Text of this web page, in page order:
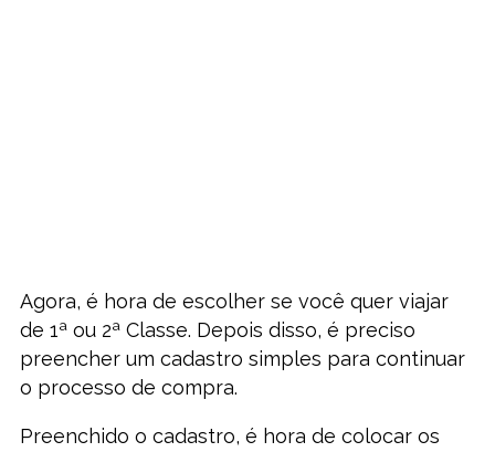
Agora, é hora de escolher se você quer viajar
de 1ª ou 2ª Classe. Depois disso, é preciso
preencher um cadastro simples para continuar
o processo de compra.
Preenchido o cadastro, é hora de colocar os